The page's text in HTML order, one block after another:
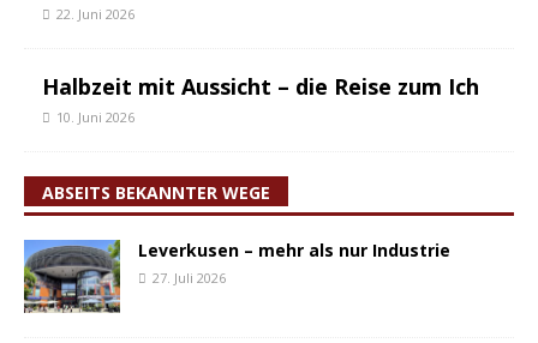
22. Juni 2026
Halbzeit mit Aussicht – die Reise zum Ich
10. Juni 2026
ABSEITS BEKANNTER WEGE
Leverkusen – mehr als nur Industrie
27. Juli 2026